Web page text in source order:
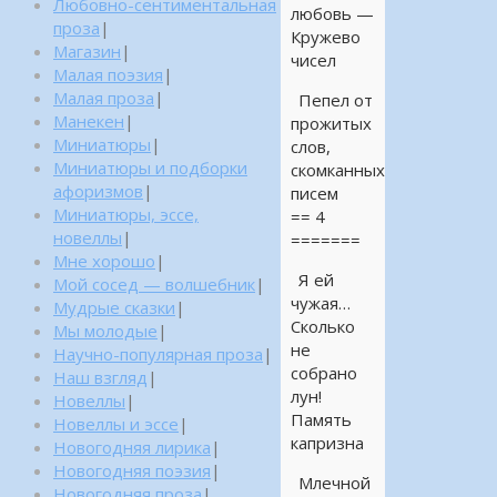
любовь —
Кружево
чисел
Пепел от
прожитых
слов,
скомканных
писем
== 4
=======
Я ей
чужая…
Сколько
не
собрано
лун!
Память
капризна
Млечной
Любовно-сентиментальная
проза |
Магазин |
Малая поэзия |
Малая проза |
Манекен |
Миниатюры |
Миниатюры и подборки
афоризмов |
Миниатюры, эссе,
новеллы |
Мне хорошо |
Мой сосед — волшебник|
Мудрые сказки |
Мы молодые |
Научно-популярная проза |
Наш взгляд |
Новеллы |
Новеллы и эссе |
Новогодняя лирика |
Новогодняя поэзия |